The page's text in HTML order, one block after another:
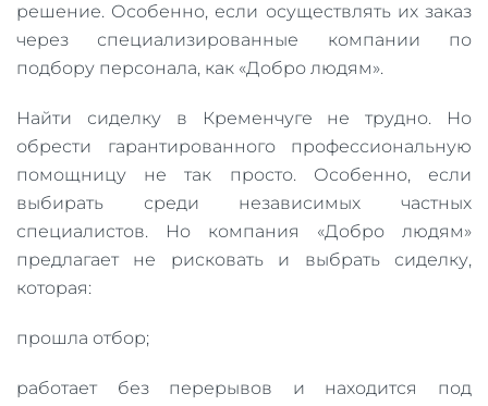
решение. Особенно, если осуществлять их заказ
через специализированные компании по
подбору персонала, как «Добро людям».
Найти сиделку в Кременчуге не трудно. Но
обрести гарантированного профессиональную
помощницу не так просто. Особенно, если
выбирать среди независимых частных
специалистов. Но компания «Добро людям»
предлагает не рисковать и выбрать сиделку,
которая:
прошла отбор;
работает без перерывов и находится под